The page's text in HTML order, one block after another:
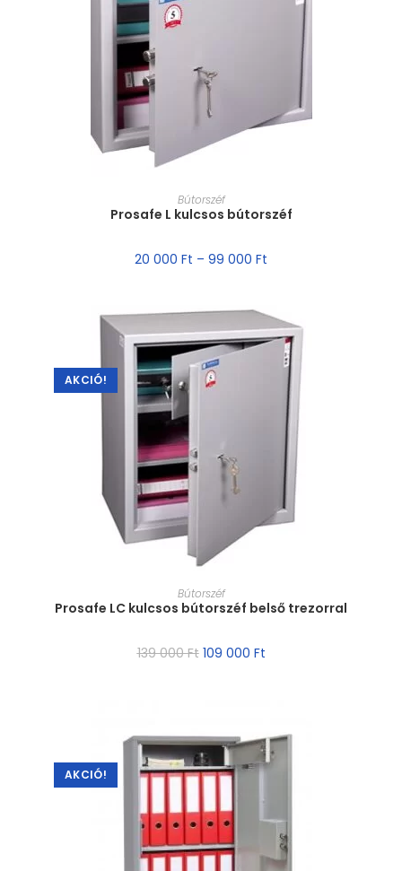
MÉRET VÁLASZTÁSA
Bútorszéf
Prosafe L kulcsos bútorszéf
20 000 Ft – 99 000 Ft
AKCIÓ!
MÉRET VÁLASZTÁSA
Bútorszéf
Prosafe LC kulcsos bútorszéf belső trezorral
139 000Ft 109 000 Ft
AKCIÓ!